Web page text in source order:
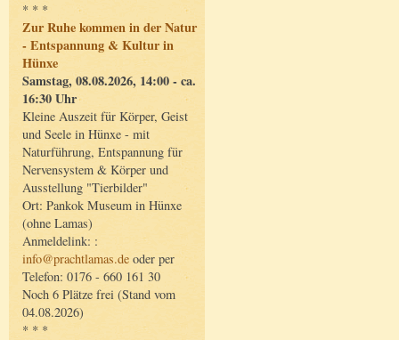
* * *
Zur Ruhe kommen in der Natur
- Entspannung & Kultur in
Hünxe
Samstag, 08.08.2026, 14:00 - ca.
16:30 Uhr
Kleine Auszeit für Körper, Geist
und Seele in Hünxe - mit
Naturführung, Entspannung für
Nervensystem & Körper und
Ausstellung "Tierbilder"
Ort: Pankok Museum in Hünxe
(ohne Lamas)
Anmeldelink: :
info@prachtlamas.de oder per
Telefon: 0176 - 660 161 30
Noch 6 Plätze frei (Stand vom
04.08.2026)
* * *